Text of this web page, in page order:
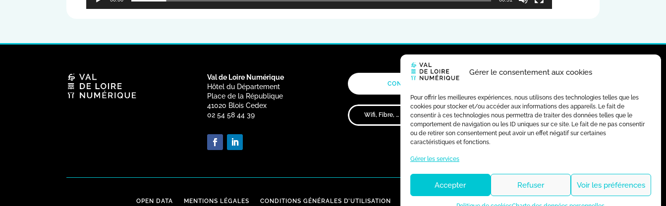
Gérer le consentement aux cookies
Pour offrir les meilleures expériences, nous utilisons des technologies telles que les
cookies pour stocker et/ou accéder aux informations des appareils. Le fait de
consentir à ces technologies nous permettra de traiter des données telles que le
comportement de navigation ou les ID uniques sur ce site. Le fait de ne pas consentir
ou de retirer son consentement peut avoir un effet négatif sur certaines
caractéristiques et fonctions.
Gérer les services
Accepter Refuser Voir les préférences
Val de Loire Numérique
Hôtel du Département
Place de la République
41020 Blois Cedex
02 54 58 44 39
CONTACT
OPEN DATA MENTIONS LÉGALES CONDITIONS GÉNÉRALES D’UTILISATION